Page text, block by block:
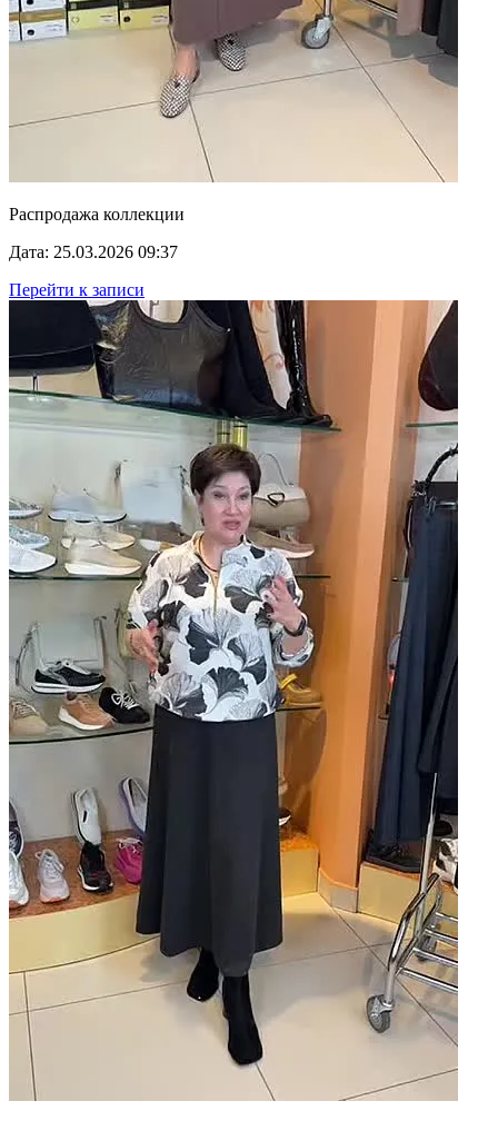
Распродажа коллекции
Дата: 25.03.2026 09:37
Перейти к записи